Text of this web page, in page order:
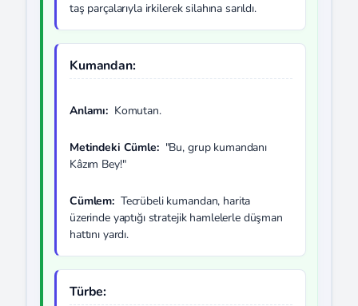
taş parçalarıyla irkilerek silahına sarıldı.
Kumandan:
Anlamı: Komutan.
Metindeki Cümle: "Bu, grup kumandanı
Kâzım Bey!"
Cümlem: Tecrübeli kumandan, harita
üzerinde yaptığı stratejik hamlelerle düşman
hattını yardı.
Türbe: